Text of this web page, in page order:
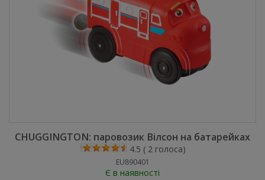
CHUGGINGTON: паровозик Вілсон на батарейках
4.5 ( 2голоса)
EU890401
Є в наявності